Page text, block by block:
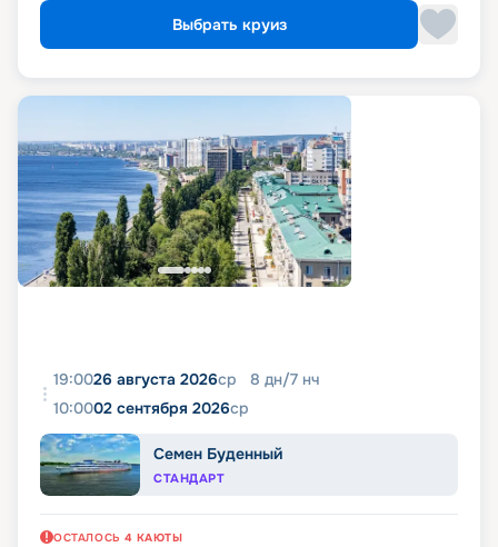
Выбрать круиз
19:0026 августа 2026ср 8 дн/7 нч
10:0002 сентября 2026ср
Семен Буденный
СТАНДАРТ
ОСТАЛОСЬ 4 КАЮТЫ